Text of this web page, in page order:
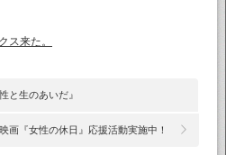
ス来た。
と生のあいだ』
映画『女性の休日』応援活動実施中！